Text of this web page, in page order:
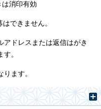
消印有効
できません。
ドレスまたは返信はがき
。
ます。